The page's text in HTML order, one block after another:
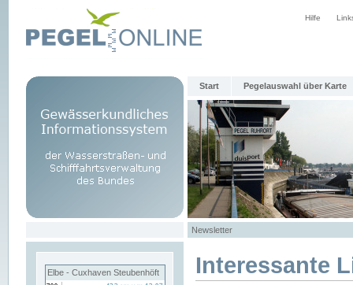
Hilfe
Start Pegelauswahl über Karte
Newsletter
Elbe - Cuxhaven Steubenhöft Interessante